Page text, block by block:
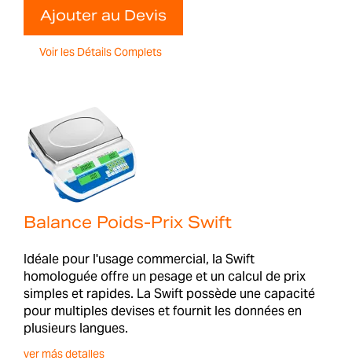
Ajouter au Devis
Voir les Détails Complets
Balance Poids-Prix Swift
Idéale pour l'usage commercial, la Swift
homologuée offre un pesage et un calcul de prix
simples et rapides. La Swift possède une capacité
pour multiples devises et fournit les données en
plusieurs langues.
ver más detalles